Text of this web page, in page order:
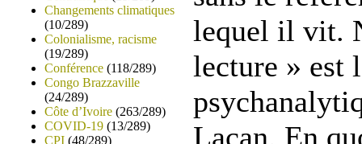
Changements climatiques
(10/289)
Colonialisme, racisme
(19/289)
Conférence (118/289)
Congo Brazzaville
(24/289)
Côte d’Ivoire (263/289)
COVID-19 (13/289)
CPI (48/289)
lequel il vit.
lecture » est
Lacan. En